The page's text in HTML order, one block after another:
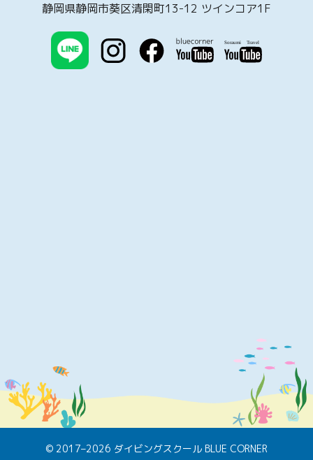
静岡県静岡市葵区清閑町13-12 ツインコア1F
© 2017–2026 ダイビングスクール BLUE CORNER